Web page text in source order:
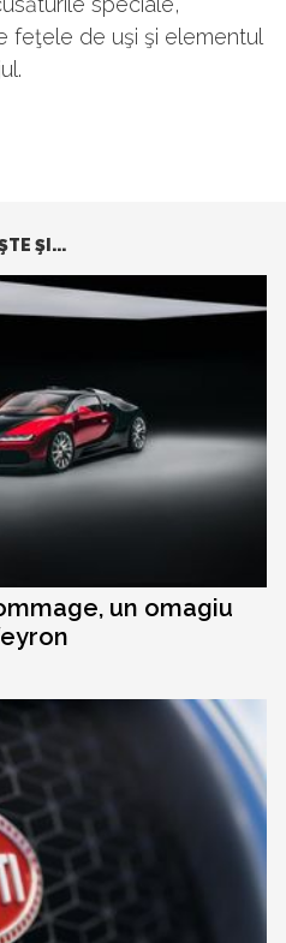
feţele de uşi şi elementul
ŞI...
un omagiu